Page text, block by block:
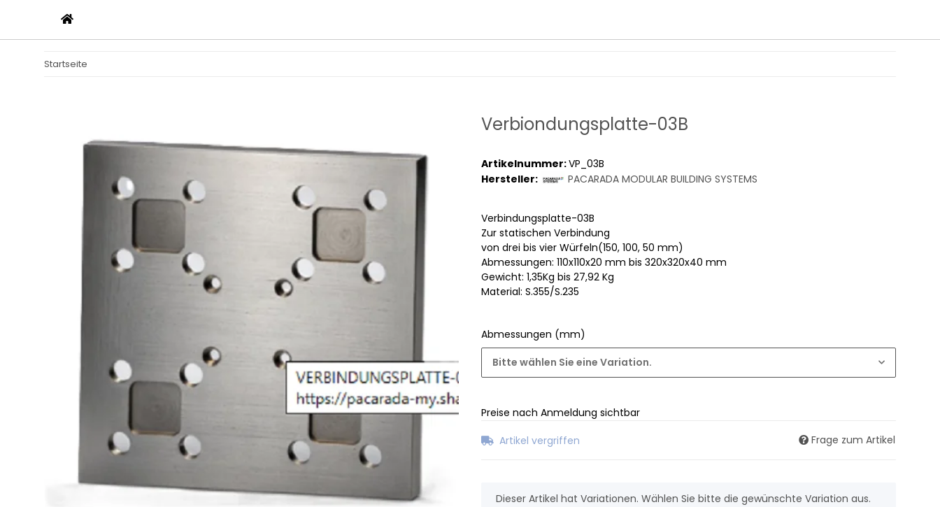
Startseite
Verbiondungsplatte-03B
Artikelnummer:VP_03B
Hersteller:
PACARADA MODULAR BUILDING SYSTEMS
Verbindungsplatte-03B
Zur statischen Verbindung
von drei bis vier Würfeln(150, 100, 50 mm)
Abmessungen: 110x110x20 mm bis 320x320x40 mm
Gewicht: 1,35Kg bis 27,92 Kg
Material: S.355/S.235
Abmessungen (mm)
Bitte wählen Sie eine Variation.
Preise nach Anmeldung sichtbar
Artikel vergriffen
Frage zum Artikel
x
Dieser Artikel hat Variationen. Wählen Sie bitte die gewünschte Variation aus.